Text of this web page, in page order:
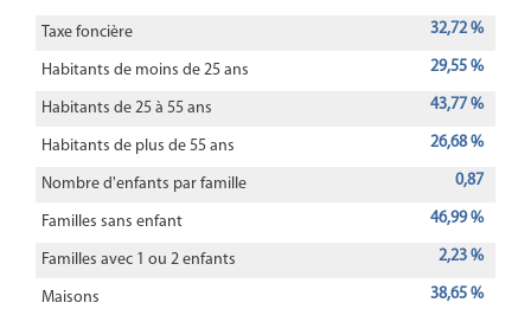
Taxe foncière 32,72 %
Habitants de moins de 25 ans 29,55 %
Habitants de 25 à 55 ans 43,77 %
Habitants de plus de 55 ans 26,68 %
Nombre d'enfants par famille 0,87
Familles sans enfant 46,99 %
Familles avec 1 ou 2 enfants 2,23 %
Maisons 38,65 %